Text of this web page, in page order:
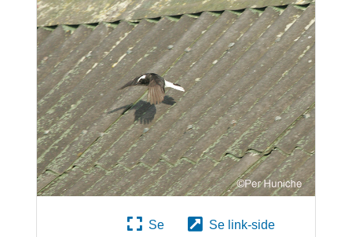
Se
Se link-side